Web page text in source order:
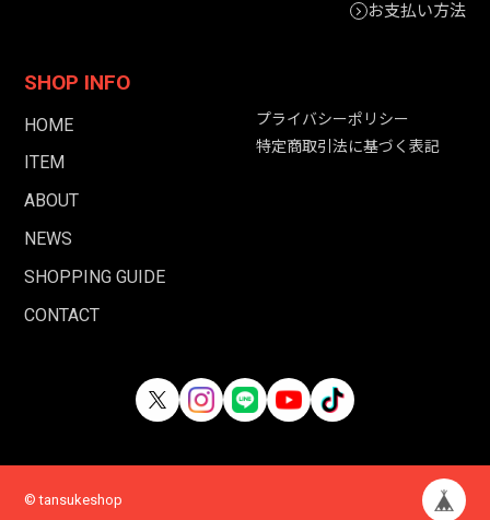
お支払い方法
SHOP INFO
HOME
ITEM
ABOUT
NEWS
SHOPPING GUIDE
CONTACT
プライバシーポリシー
特定商取引法に基づく表記
© tansukeshop